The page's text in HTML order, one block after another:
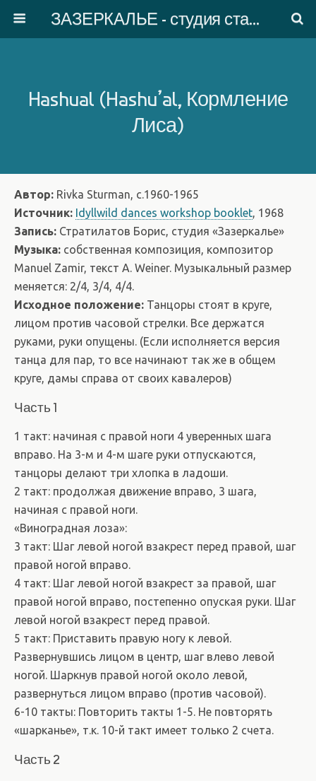
ЗАЗЕРКАЛЬЕ - студия старинного танца
Hashual (Hashu’al, Кормление
Лиса)
Автор: Rivka Sturman, с.1960-1965
Источник: Idyllwild dances workshop booklet, 1968
Запись: Стратилатов Борис, студия «Зазеркалье»
Музыка: собственная композиция, композитор
Manuel Zamir, текст A. Weiner. Музыкальный размер
меняется: 2/4, 3/4, 4/4.
Исходное положение: Танцоры стоят в круге,
лицом против часовой стрелки. Все держатся
руками, руки опущены. (Если исполняется версия
танца для пар, то все начинают так же в общем
круге, дамы справа от своих кавалеров)
Часть 1
1 такт: начиная с правой ноги 4 уверенных шага
вправо. На 3-м и 4-м шаге руки отпускаются,
танцоры делают три хлопка в ладоши.
2 такт: продолжая движение вправо, 3 шага,
начиная с правой ноги.
«Виноградная лоза»:
3 такт: Шаг левой ногой взакрест перед правой, шаг
правой ногой вправо.
4 такт: Шаг левой ногой взакрест за правой, шаг
правой ногой вправо, постепенно опуская руки. Шаг
левой ногой взакрест перед правой.
5 такт: Приставить правую ногу к левой.
Развернувшись лицом в центр, шаг влево левой
ногой. Шаркнув правой ногой около левой,
развернуться лицом вправо (против часовой).
6-10 такты: Повторить такты 1-5. Не повторять
«шарканье», т.к. 10-й такт имеет только 2 счета.
Часть 2